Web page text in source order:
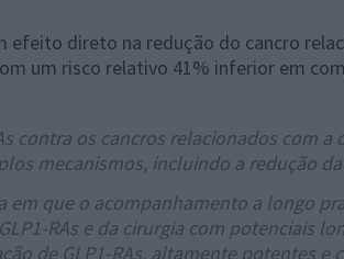
efeito direto na redução do cancro
um risco relativo 41% inferior em
contra os cancros relacionados com a
mecanismos, incluindo a redução
em que o acompanhamento a longo
RAs e da cirurgia com potenciais
de GLP1-RAs, altamente potentes e